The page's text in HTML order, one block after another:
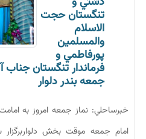
تنگستان حجت
الاسلام
والمسلمين
پورفاطمي و
فرماندار تنگستان جناب
جمعه بندر دلوار
خبرساحلي: نماز جمعه امروز به
امام جمعه موقت بخش